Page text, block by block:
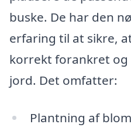
buske. De har den
erfaring til at sikre,
korrekt forankret
jord. Det omfatter:
Plantning af